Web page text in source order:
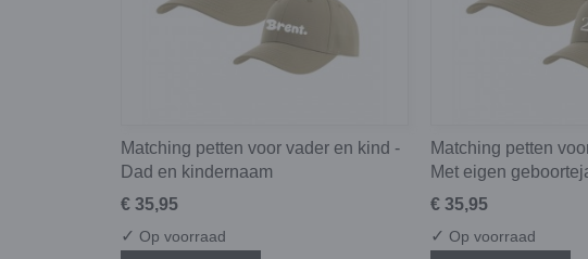
Matching petten voor vader en kind -
Dad en kindernaam
€ 35,95
✓ Op voorraad
Matching petten
Met eigen
€ 35,95
✓ Op voorraad